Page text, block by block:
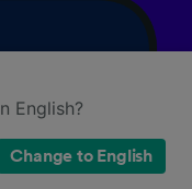
English?
Change to English